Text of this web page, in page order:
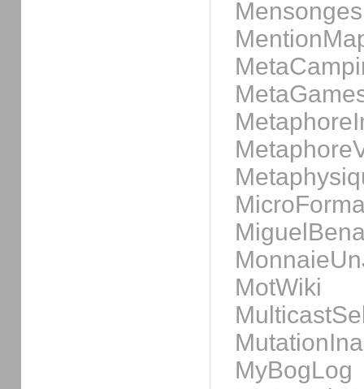
MotWiki
MyBogLog